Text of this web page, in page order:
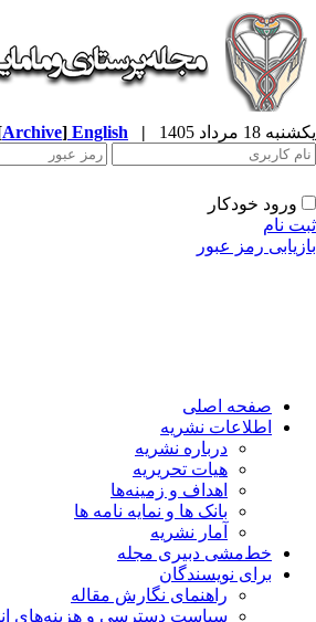
18 مرداد 1405 |
English
[Archive]
ورود خودکار
نام
رمز عبور
صفحه اصلی
اطلاعات نشریه
درباره نشریه
هیات تحریریه
اهداف و زمینه‌ها
بانک ها و نمایه نامه ها
آمار نشریه
خط‌مشی دبیری مجله
برای نویسندگان
راهنمای نگارش مقاله
سیاست دسترسی و هزینه‌های